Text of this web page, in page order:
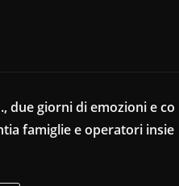
due giorni di emozioni e co
famiglie e operatori insie